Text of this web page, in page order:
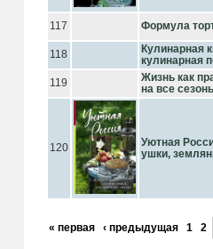
117 Формула
118
Кулинарная
кулинарная
119
Жизнь как
на все
120
Уютная
ушки,
« первая ‹ предыдущая 1 2